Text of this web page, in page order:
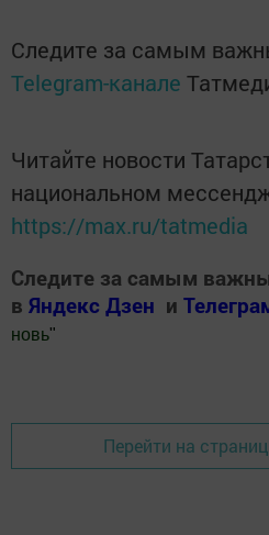
Следите за самым
Telegram-канале
Читайте новости
национальном
https://max.ru/tatmedia
Следите за самым
в Яндекс Дзен и
новь"
Перейти на